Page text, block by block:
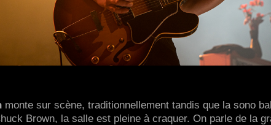
monte sur scène, traditionnellement tandis que la sono
Brown, la salle est pleine à craquer. On parle de la